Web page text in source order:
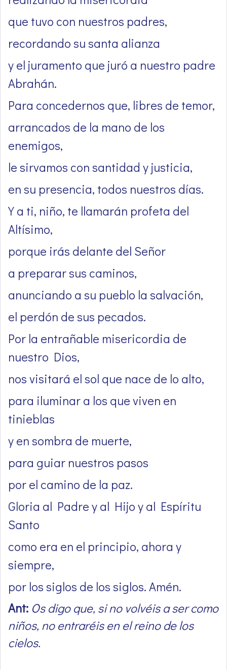
que tuvo con nuestros padres,
recordando su santa alianza
y el juramento que juró a nuestro padre
Abrahán.
Para concedernos que, libres de temor,
arrancados de la mano de los
enemigos,
le sirvamos con santidad y justicia,
en su presencia, todos nuestros días.
Y a ti, niño, te llamarán profeta del
Altísimo,
porque irás delante del Señor
a preparar sus caminos,
anunciando a su pueblo la salvación,
el perdón de sus pecados.
Por la entrañable misericordia de
nuestro Dios,
nos visitará el sol que nace de lo alto,
para iluminar a los que viven en
tinieblas
y en sombra de muerte,
para guiar nuestros pasos
por el camino de la paz.
Gloria al Padre y al Hijo y al Espíritu
Santo
como era en el principio, ahora y
siempre,
por los siglos de los siglos. Amén.
Ant: Os digo que, si no volvéis a ser como
niños, no entraréis en el reino de los
cielos.